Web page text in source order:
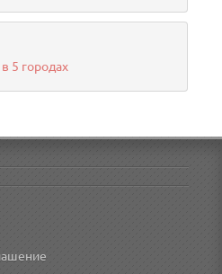
5 городах